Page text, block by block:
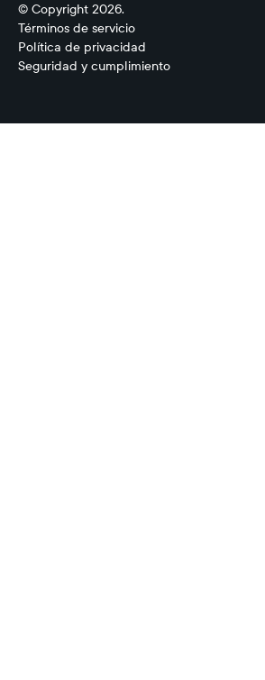
© Copyright 2026.
Términos de servicio
Política de privacidad
Seguridad y cumplimiento